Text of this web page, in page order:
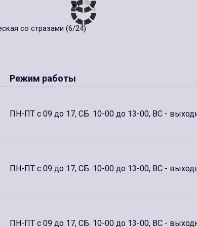
со стразами (6/24)
Режим работы
ПН-ПТ с 09 до 17, СБ. 10-00 до 13-00, ВС -
ПН-ПТ с 09 до 17, СБ. 10-00 до 13-00, ВС -
ПН-ПТ с 09 до 17, СБ. 10-00 до 13-00, ВС -